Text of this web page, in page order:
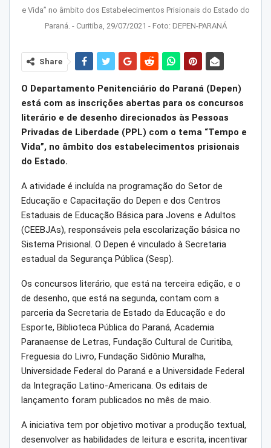
e Vida” no âmbito dos Estabelecimentos Prisionais do Estado do
Paraná. - Curitiba, 29/07/2021 - Foto: DEPEN-PARANÁ
Share
O Departamento Penitenciário do Paraná (Depen)
está com as inscrições abertas para os concursos
literário e de desenho direcionados às Pessoas
Privadas de Liberdade (PPL) com o tema “Tempo e
Vida”, no âmbito dos estabelecimentos prisionais
do Estado.
A atividade é incluída na programação do Setor de
Educação e Capacitação do Depen e dos Centros
Estaduais de Educação Básica para Jovens e Adultos
(CEEBJAs), responsáveis pela escolarização básica no
Sistema Prisional. O Depen é vinculado à Secretaria
estadual da Segurança Pública (Sesp).
Os concursos literário, que está na terceira edição, e o
de desenho, que está na segunda, contam com a
parceria da Secretaria de Estado da Educação e do
Esporte, Biblioteca Pública do Paraná, Academia
Paranaense de Letras, Fundação Cultural de Curitiba,
Freguesia do Livro, Fundação Sidônio Muralha,
Universidade Federal do Paraná e a Universidade Federal
da Integração Latino-Americana. Os editais de
lançamento foram publicados no mês de maio.
A iniciativa tem por objetivo motivar a produção textual,
desenvolver as habilidades de leitura e escrita, incentivar